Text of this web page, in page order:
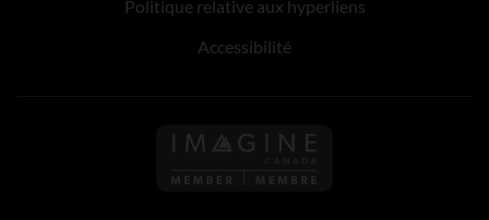
Politique relative aux hyperliens
Accessibilité